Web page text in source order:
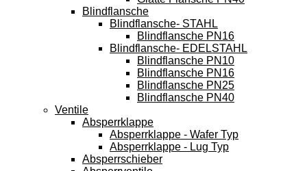
Blindflansche
Blindflansche- STAHL
Blindflansche PN16
Blindflansche- EDELSTAHL
Blindflansche PN10
Blindflansche PN16
Blindflansche PN25
Blindflansche PN40
Ventile
Absperrklappe
Absperrklappe - Wafer Typ
Absperrklappe - Lug Typ
Absperrschieber